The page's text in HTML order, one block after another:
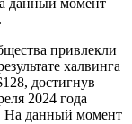
данный момент
привлекли
халвинга
достигнув
2024 года
На данный момент